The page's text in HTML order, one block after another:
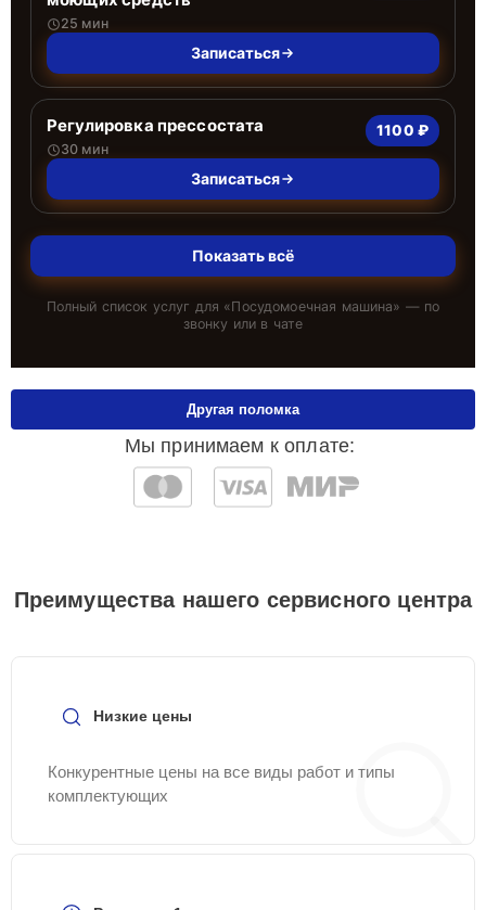
25 мин
Записаться
Регулировка прессостата
30 мин
1100 ₽
Записаться
Показать всё
Полный список услуг для «Посудомоечная машина» — по
звонку или в чате
Мы принимаем к оплате:
Другая поломка
Преимущества нашего сервисного центра
Низкие цены
Конкурентные цены на все виды работ и типы
комплектующих